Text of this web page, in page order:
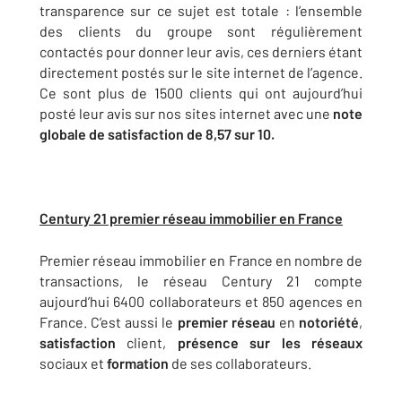
transparence sur ce sujet est totale : l’ensemble
des clients du groupe sont régulièrement
contactés pour donner leur avis, ces derniers étant
directement postés sur le site internet de l’agence.
Ce sont plus de 1500 clients qui ont aujourd’hui
posté leur avis sur nos sites internet avec une note
globale de satisfaction de 8,57 sur 10.
Century 21 premier réseau immobilier en France
Premier réseau immobilier en France en nombre de
transactions, le réseau Century 21 compte
aujourd’hui 6400 collaborateurs et 850 agences en
France. C’est aussi le premier réseau en notoriété,
satisfaction client, présence sur les réseaux
sociaux et formation de ses collaborateurs.